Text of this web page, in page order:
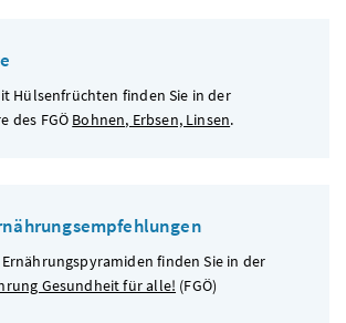
Hülsenfrüchten finden Sie in der
des FGÖ Bohnen, Erbsen, Linsen.
finden Sie in der
Gesundheit für alle! (FGÖ)